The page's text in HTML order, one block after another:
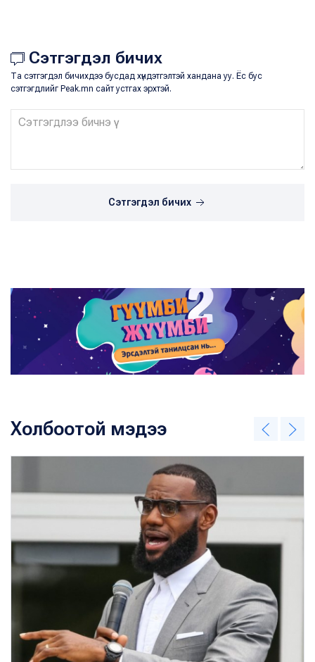
Сэтгэгдэл бичих
Та сэтгэгдэл бичихдээ бусдад хүндэтгэлтэй хандана уу. Ёс бус
сэтгэгдлийг Peak.mn сайт устгах эрхтэй.
Сэтгэгдэл бичих
Холбоотой мэдээ